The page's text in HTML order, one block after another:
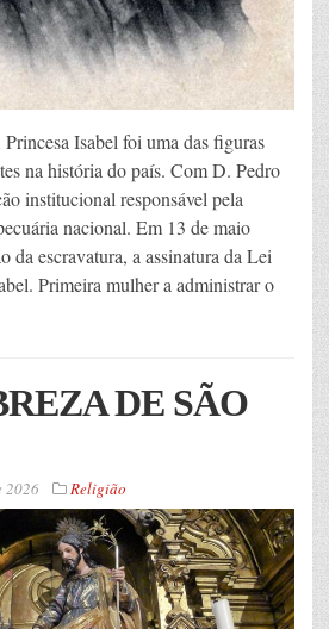
Isabel foi uma das figuras
na história do país. Com D. Pedro
institucional responsável pela
nacional. Em 13 de maio
da escravatura, a assinatura da Lei
Primeira mulher a administrar o
DE SÃO
2026 Religião